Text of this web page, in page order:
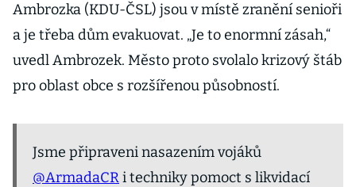
Ambrozka (KDU-ČSL) jsou v místě zranění senioři
a je třeba dům evakuovat. „Je to enormní zásah,“
uvedl Ambrozek. Město proto svolalo krizový štáb
pro oblast obce s rozšířenou působností.
Jsme připraveni nasazením vojáků
@ArmadaCRi techniky pomoct s likvidací